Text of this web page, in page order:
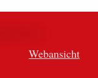
Webansicht